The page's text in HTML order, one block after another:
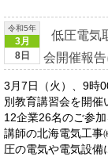
令和5年
3月
8日
低圧電気
会開催報
3月7日（火）、9時
別教育講習会を開催
12企業26名のご参
講師の北海電気工
圧の電気や電気設